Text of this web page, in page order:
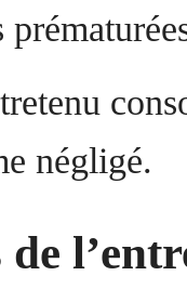
négligé.
de